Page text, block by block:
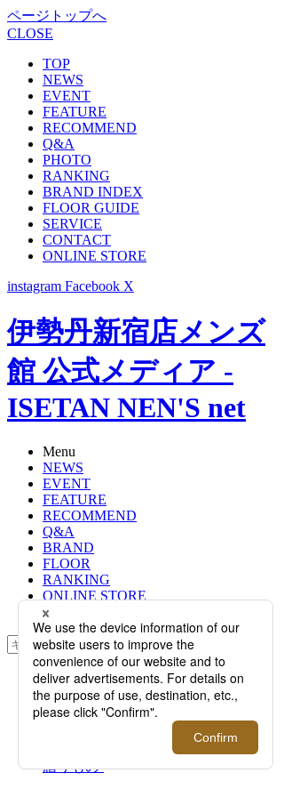
ページトップへ
CLOSE
TOP
NEWS
EVENT
FEATURE
RECOMMEND
Q&A
PHOTO
RANKING
BRAND INDEX
FLOOR GUIDE
SERVICE
CONTACT
ONLINE STORE
instagram Facebook X
伊勢丹新宿店メンズ
館 公式メディア -
ISETAN NEN'S net
Menu
NEWS
EVENT
FEATURE
RECOMMEND
Q&A
BRAND
FLOOR
RANKING
ONLINE STORE
SERVICE
検索
TOP
PHOTO
CHRISTMAS MY WISH LIST｜メン
ズ館スタイリストが選ぶクリスマス
ギフト - 頑張ったあなたへの大切な
贈りもの-